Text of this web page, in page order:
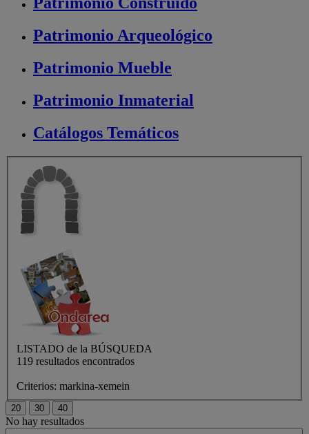
Patrimonio Arqueológico
Patrimonio Mueble
Patrimonio Inmaterial
Catálogos Temáticos
LISTADO de la BÚSQUEDA
119 resultados encontrados
Criterios: markina-xemein
No hay resultados